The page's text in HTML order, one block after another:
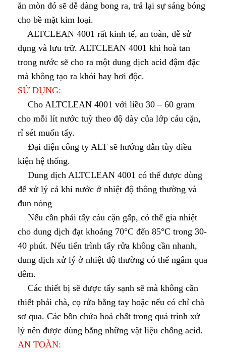
ăn mòn đó sẽ dễ dàng bong ra, trả lại sự sáng bóng
cho bề mặt kim loại.
ALTCLEAN 4001 rất kinh tế, an toàn, dễ sử
dụng và lưu trữ. ALTCLEAN 4001 khi hoà tan
trong nước sẽ cho ra một dung dịch acid đậm đặc
mà không tạo ra khói hay hơi độc.
SỬ DỤNG:
Cho ALTCLEAN 4001 với liều 30 – 60 gram
cho mỗi lít nước tuỳ theo độ dày của lớp cáu cặn,
rỉ sét muốn tẩy.
Đại diện công ty ALT sẽ hướng dẫn tùy điều
kiện hệ thống.
Dung dịch ALTCLEAN 4001 có thể được dùng
để xử lý cả khi nước ở nhiệt độ thông thường và
đun nóng
Nếu cần phải tẩy cáu cặn gấp, có thể gia nhiệt
cho dung dịch đạt khoảng 70°C đến 85°C trong 30-
40 phút. Nếu tiến trình tẩy rửa không cần nhanh,
dung dịch xử lý ở nhiệt độ thường có thể ngâm qua
đêm.
Các thiết bị sẽ được tẩy sạnh sẽ mà không cần
thiết phải chà, cọ rửa bằng tay hoặc nếu có chỉ chà
sơ qua. Các bồn chứa hoá chất trong quá trình xử
lý nên được dùng bằng những vật liệu chống acid.
AN TOÀN: